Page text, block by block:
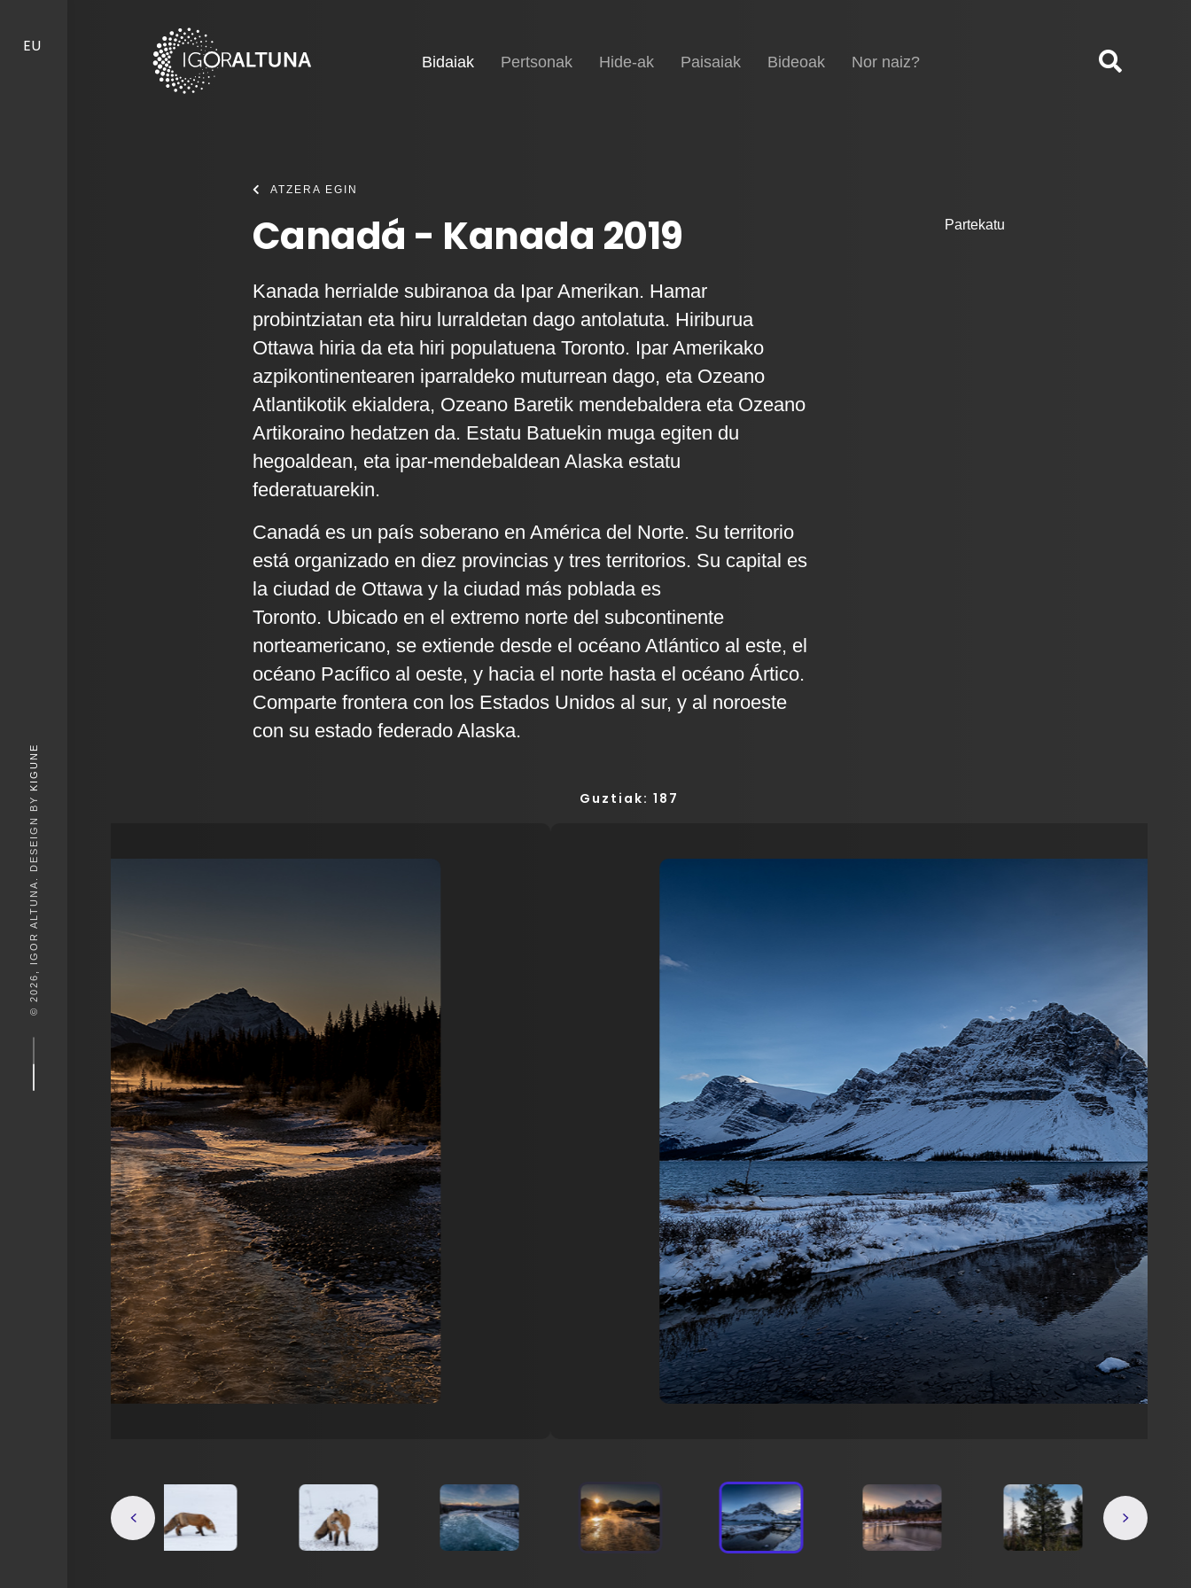
EU
© 2026, IGOR ALTUNA. DESEIGN BY
KIGUNE
Hasiera
Bidaiak(current)
Pertsonak Hide-ak Paisaiak Bideoak Nor naiz?
ATZERA EGIN
Canadá - Kanada 2019
Kanada herrialde subiranoa da Ipar Amerikan. Hamar
probintziatan eta hiru lurraldetan dago antolatuta. Hiriburua
Ottawa hiria da eta hiri populatuena Toronto. Ipar Amerikako
azpikontinentearen iparraldeko muturrean dago, eta Ozeano
Atlantikotik ekialdera, Ozeano Baretik mendebaldera eta Ozeano
Artikoraino hedatzen da. Estatu Batuekin muga egiten du
hegoaldean, eta ipar-mendebaldean Alaska estatu
federatuarekin.
Canadá es un país soberano en América del Norte. Su territorio
está organizado en diez provincias y tres territorios. Su capital es
la ciudad de Ottawa y la ciudad más poblada es
Toronto. Ubicado en el extremo norte del subcontinente
norteamericano, se extiende desde el océano Atlántico al este, el
océano Pacífico al oeste, y hacia el norte hasta el océano Ártico.
Comparte frontera con los Estados Unidos al sur, y al noroeste
con su estado federado Alaska.
Partekatu
Guztiak: 187